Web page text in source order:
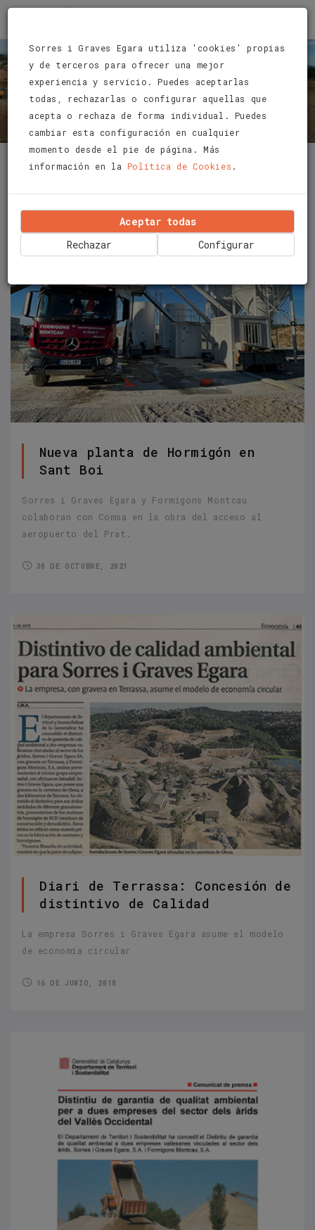
Sorres i Graves Egara utiliza 'cookies' propias
y de terceros para ofrecer una mejor
experiencia y servicio. Puedes aceptarlas
todas, rechazarlas o configurar aquellas que
acepta o rechaza de forma individual. Puedes
cambiar esta configuración en cualquier
momento desde el pie de página. Más
información en la Política de Cookies .
Rechazar Configurar
Aceptar todas
Noticias
Noticias
Nueva planta de Hormigón en
Sant Boi
Sorres i Graves Egara y Formigons Montcau
colaboran con Comsa en la obra del acceso al
aeropuerto del Prat.
30 DE OCTUBRE, 2021
Diari de Terrassa: Concesión de
distintivo de Calidad
La empresa Sorres i Graves Egara asume el modelo
de economía circular
16 DE JUNIO, 2018